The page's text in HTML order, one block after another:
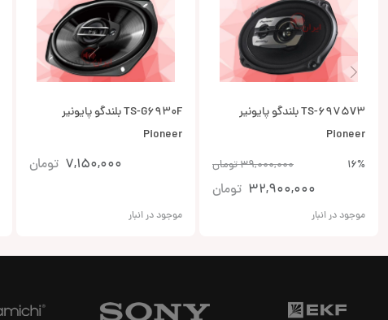
TS-6975V3 بلندگو پایونیر
Pioneer
16%
39,000,000تومان
32,900,000 تومان
موجود در انبار
TS-G6930F بلندگو پایونیر
Pioneer
7,150,000 تومان
موجود در انبار